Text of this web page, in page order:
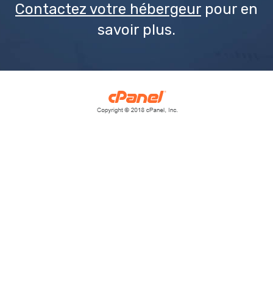
Contactez votre hébergeur pour en
savoir plus.